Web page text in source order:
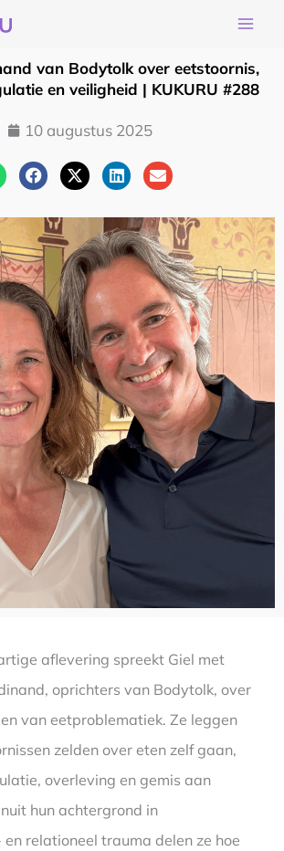
van Bodytolk over eetstoornis,
en veiligheid | KUKURU #288
10 augustus 2025
aflevering spreekt Giel met
oprichters van Bodytolk, over
van eetproblematiek. Ze leggen
zelden over eten zelf gaan,
overleving en gemis aan
hun achtergrond in
relationeel trauma delen ze hoe